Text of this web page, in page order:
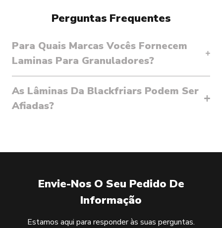
Perguntas Frequentes
Para Quais Marcas Vocês Fornecem
Laminas Para Granuladores?
As Lâminas Da Blackfriars Podem Ser
Afiadas?
Envie-Nos O Seu Pedido De
Informação
Estamos aqui para responder às suas perguntas.